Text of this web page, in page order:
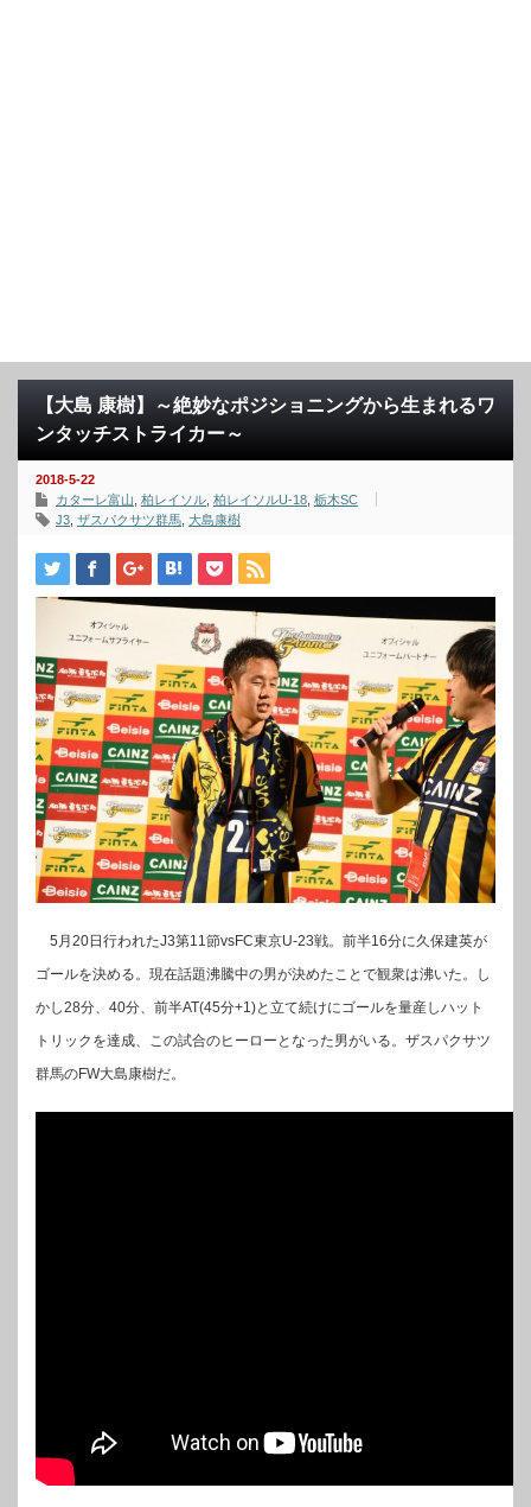
【大島 康樹】～絶妙なポジショニングから生まれるワ
ンタッチストライカー～
2018-5-22
カターレ富山 柏レイソル 柏レイソルU-18 栃木SC
J3 ザスパクサツ群馬 大島康樹
5月20日行われたJ3第11節vsFC東京U-23戦。前半16分に久保建英が
ゴールを決める。現在話題沸騰中の男が決めたことで観衆は沸いた。し
かし28分、40分、前半AT(45分+1)と立て続けにゴールを量産しハット
トリックを達成、この試合のヒーローとなった男がいる。ザスパクサツ
群馬のFW大島康樹だ。